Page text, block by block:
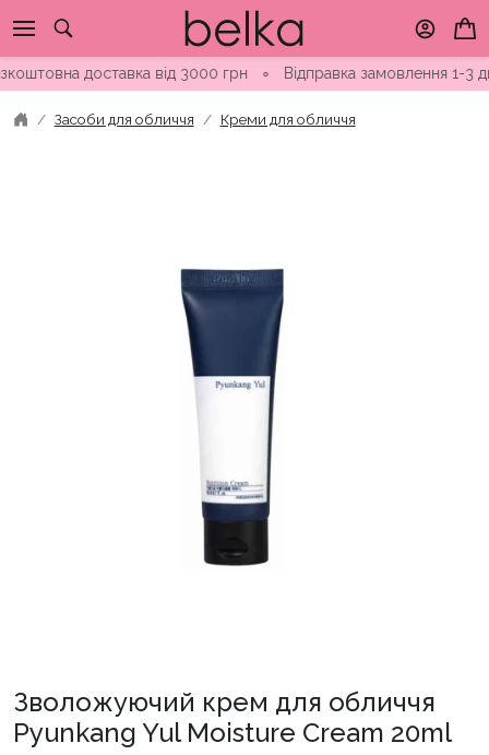
to
contentдоставка від 3000 грн∘Відправка замовлення 1-3 дні
Засоби для обличчя Креми для обличчя
Зволожуючий крем для обличчя
Pyunkang Yul Moisture Cream 20ml